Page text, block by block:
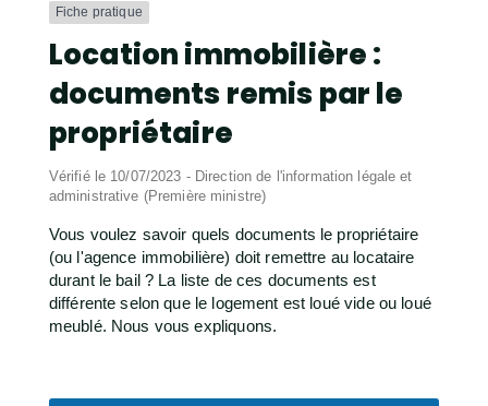
Fiche pratique
Location immobilière :
documents remis par le
propriétaire
Vérifié le 10/07/2023 - Direction de l'information légale et
administrative (Première ministre)
Vous voulez savoir quels documents le propriétaire
(ou l'agence immobilière) doit remettre au locataire
durant le bail ? La liste de ces documents est
différente selon que le logement est loué vide ou loué
meublé. Nous vous expliquons.